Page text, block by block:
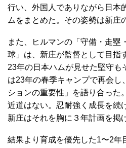
行い、外国人でありながら日本
ムをまとめた。その姿勢は新庄
また、ヒルマンの「守備・走塁
球」は、新庄が監督として目指
23年の日本ハムが見せた堅守も
は23年の春季キャンプで再会し
ションの重要性」を語り合った
近道はない。忍耐強く成長を続
新庄はそれを胸に３年計画を掲
結果より育成を優先した1〜2年